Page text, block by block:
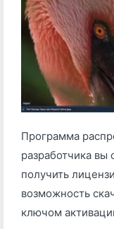
Программа
разработчика
получить
возможность
ключом